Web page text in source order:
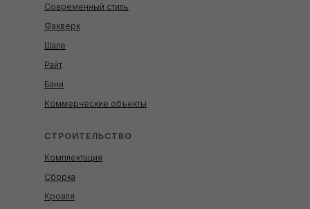
Современный стиль
Фахверк
Шале
Райт
Бани
Коммерческие объекты
СТРОИТЕЛЬСТВО
Комплектация
Сборка
Кровля